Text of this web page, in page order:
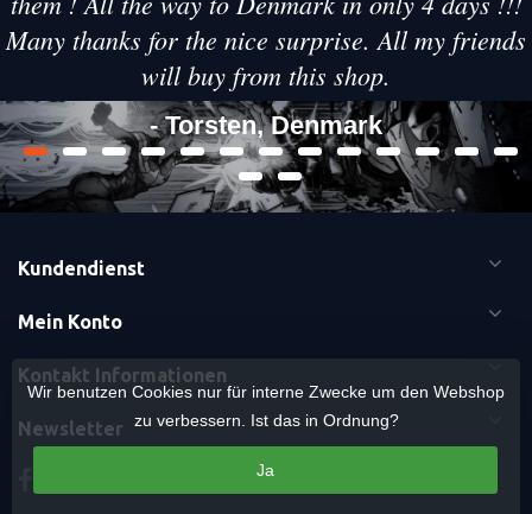
Many thanks for the nice surprise. All my friends
will buy from this shop.
- Torsten, Denmark
Kundendienst
Mein Konto
Kontakt Informationen
Newsletter
Wir benutzen Cookies nur für interne Zwecke um den Webshop
zu verbessern. Ist das in Ordnung?
Ja